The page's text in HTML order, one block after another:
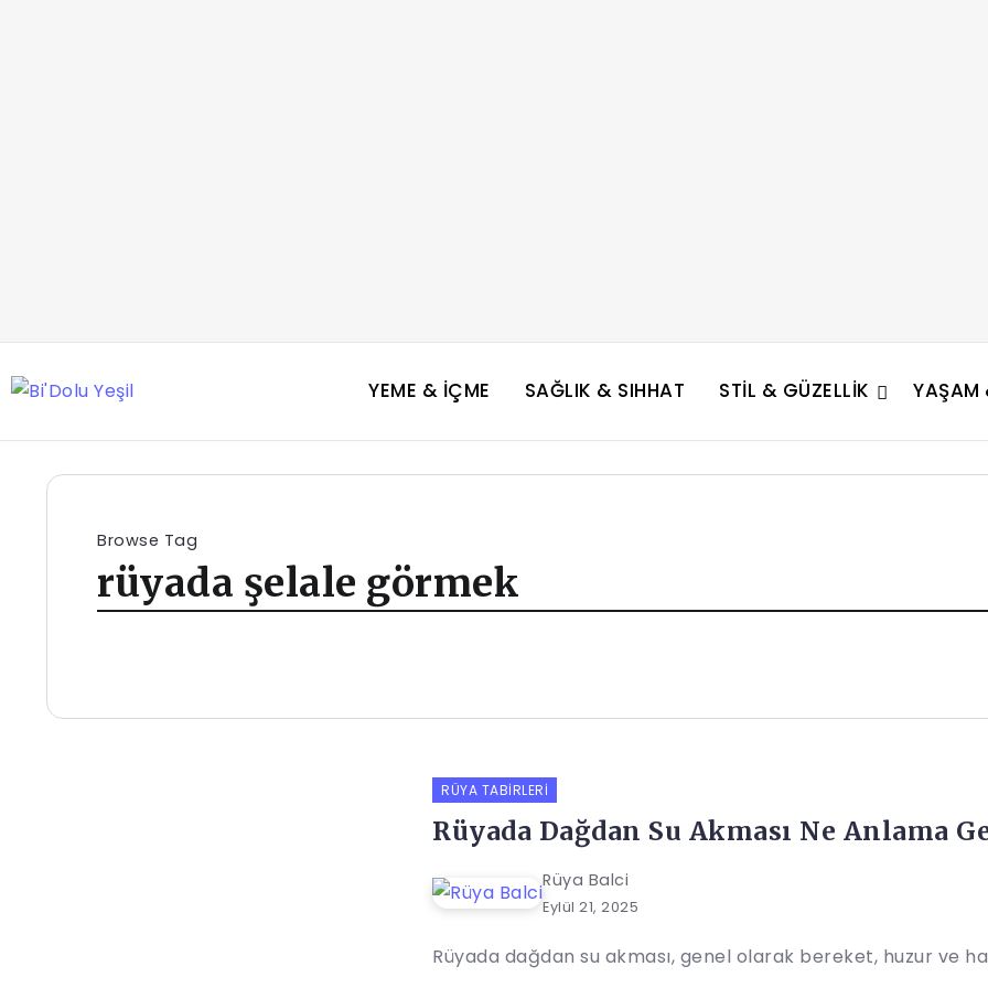
YEME & İÇME SAĞLIK & SIHHAT STIL & GÜZELLIK YAŞAM
Browse Tag
rüyada şelale görmek
RÜYA TABIRLERI
Rüyada Dağdan Su Akması Ne Anlama
Rüya Balci
Eylül 21, 2025
Rüyada dağdan su akması, genel olarak bereket, huzur ve